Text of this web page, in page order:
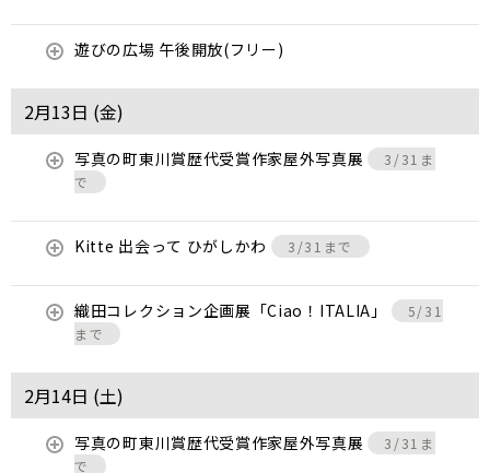
遊びの広場 午後開放(フリー)
2月13日 (金)
写真の町東川賞歴代受賞作家屋外写真展
3/31ま
で
Kitte 出会って ひがしかわ 3/31まで
織田コレクション企画展「Ciao！ITALIA」
5/31
まで
2月14日 (土)
写真の町東川賞歴代受賞作家屋外写真展
3/31ま
で